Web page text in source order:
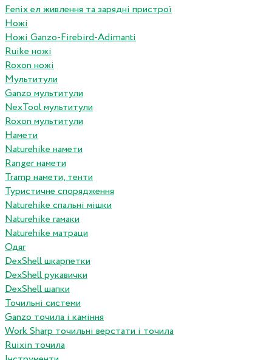
Fenix ел живлення та зарядні пристрої
Ножі
Ножі Ganzo-Firebird-Adimanti
Ruike ножі
Roxon ножi
Мультитули
Ganzo мультитули
NexTool мультитули
Roxon мультитули
Намети
Naturehike намети
Ranger намети
Tramp намети, тенти
Туристичне спорядження
Naturehike спальні мішки
Naturehike гамаки
Naturehike матраци
Одяг
DexShell шкарпетки
DexShell рукавички
DexShell шапки
Точильні системи
Ganzo точила і каміння
Work Sharp точильні верстати і точила
Ruixin точила